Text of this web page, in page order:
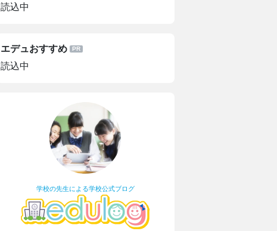
読込中
エデュおすすめ
読込中
学校の先生による学校公式ブログ